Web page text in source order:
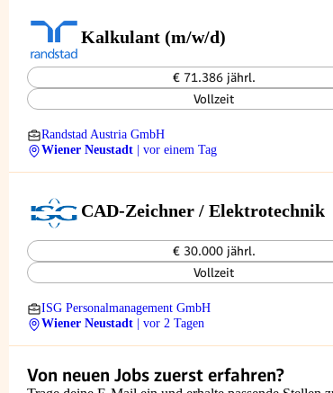
Kalkulant (m/w/d)
€ 71.386 jährl.
Vollzeit
Randstad Austria GmbH
Wiener Neustadt
| vor einem Tag
CAD-Zeichner / Elektrotechnik
€ 30.000 jährl.
Vollzeit
ISG Personalmanagement GmbH
Wiener Neustadt
| vor 2 Tagen
Von neuen Jobs zuerst erfahren?